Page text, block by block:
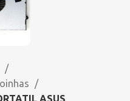
ASUS